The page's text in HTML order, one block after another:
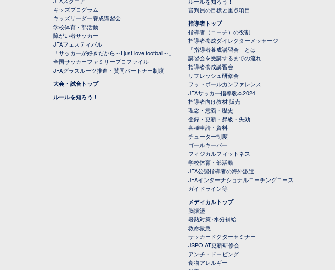
キッズプログラム
キッズリーダー養成講習会
学校体育・部活動
障がい者サッカー
JFAフェスティバル
「サッカーが好きだから～I just love football～」
全国サッカーファミリープロファイル
JFAグラスルーツ推進・賛同パートナー制度
大会・試合トップ
ルールを知ろう！
審判員の目標と重点項目
指導者トップ
指導者（コーチ）の役割
指導者養成ダイレクターメッセージ
「指導者養成講習会」とは
講習会を受講するまでの流れ
指導者養成講習会
リフレッシュ研修会
フットボールカンファレンス
JFAサッカー指導教本2024
指導者向け教材 販売
理念・意義・歴史
登録・更新・昇級・失効
各種申請・資料
チューター制度
ゴールキーパー
フィジカルフィットネス
学校体育・部活動
JFA公認指導者の海外派遣
JFAインターナショナルコーチングコース
ガイドライン等
メディカルトップ
脳振盪
暑熱対策･水分補給
救命救急
サッカードクターセミナー
JSPO AT更新研修会
アンチ・ドーピング
食物アレルギー